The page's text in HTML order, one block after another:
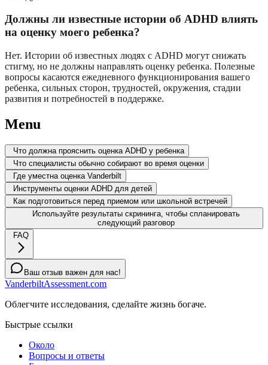
Должны ли известные истории об ADHD влиять
на оценку моего ребенка?
Нет. Истории об известных людях с ADHD могут снижать
стигму, но не должны направлять оценку ребенка. Полезные
вопросы касаются ежедневного функционирования вашего
ребенка, сильных сторон, трудностей, окружения, стадии
развития и потребностей в поддержке.
Menu
Что должна прояснить оценка ADHD у ребенка
Что специалисты обычно собирают во время оценки
Где уместна оценка Vanderbilt
Инструменты оценки ADHD для детей
Как подготовиться перед приемом или школьной встречей
Используйте результаты скрининга, чтобы спланировать
следующий разговор
FAQ
Ваш отзыв важен для нас!
VanderbiltAssessment.com
Облегчите исследования, сделайте жизнь богаче.
Быстрые ссылки
Около
Вопросы и ответы